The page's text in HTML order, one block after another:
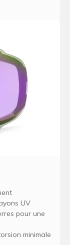
UV
pour une
minimale